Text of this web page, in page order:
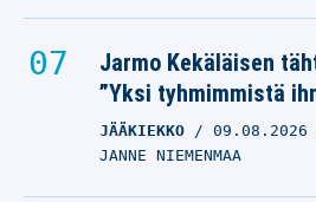
Jarmo Kekäläisen
”Yksi tyhmimmistä
JÄÄKIEKKO 09.08.2026
JANNE NIEMENMAA